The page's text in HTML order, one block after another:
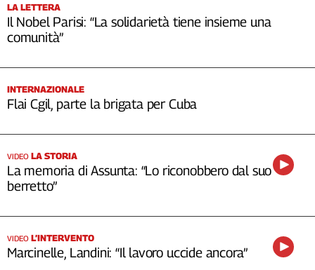
LA LETTERA
Il Nobel Parisi: “La solidarietà tiene insieme una
comunità”
INTERNAZIONALE
Flai Cgil, parte la brigata per Cuba
VIDEO LA STORIA
La memoria di Assunta: “Lo riconobbero dal suo
berretto”
VIDEO L’INTERVENTO
Marcinelle, Landini: “Il lavoro uccide ancora”